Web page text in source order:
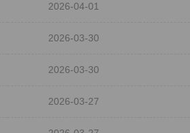
2026-04-01
2026-03-30
2026-03-30
2026-03-27